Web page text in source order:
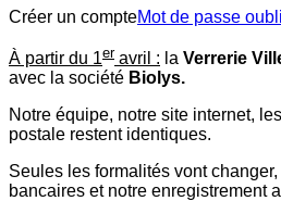
Créer un compteMot de passe
À partir du 1er avril : la Verrerie
avec la société Biolys.
Notre équipe, notre site internet,
postale restent identiques.
Seules les formalités vont
bancaires et notre enregistrement